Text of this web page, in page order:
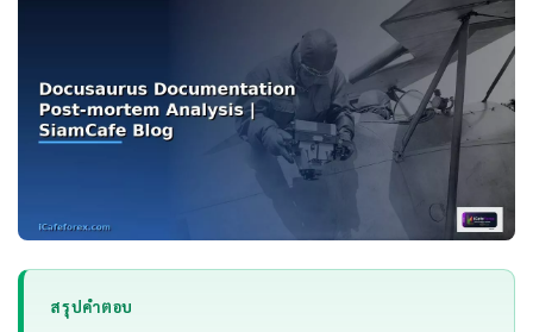
สรุปคำตอบ